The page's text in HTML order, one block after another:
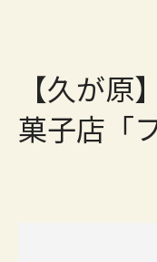
【久が原
菓子店「